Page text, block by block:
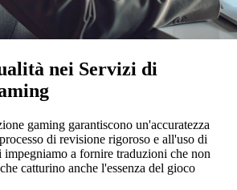
nei Servizi di
gaming garantiscono un'accuratezza
di revisione rigoroso e all'uso di
impegniamo a fornire traduzioni che non
catturino anche l'essenza del gioco